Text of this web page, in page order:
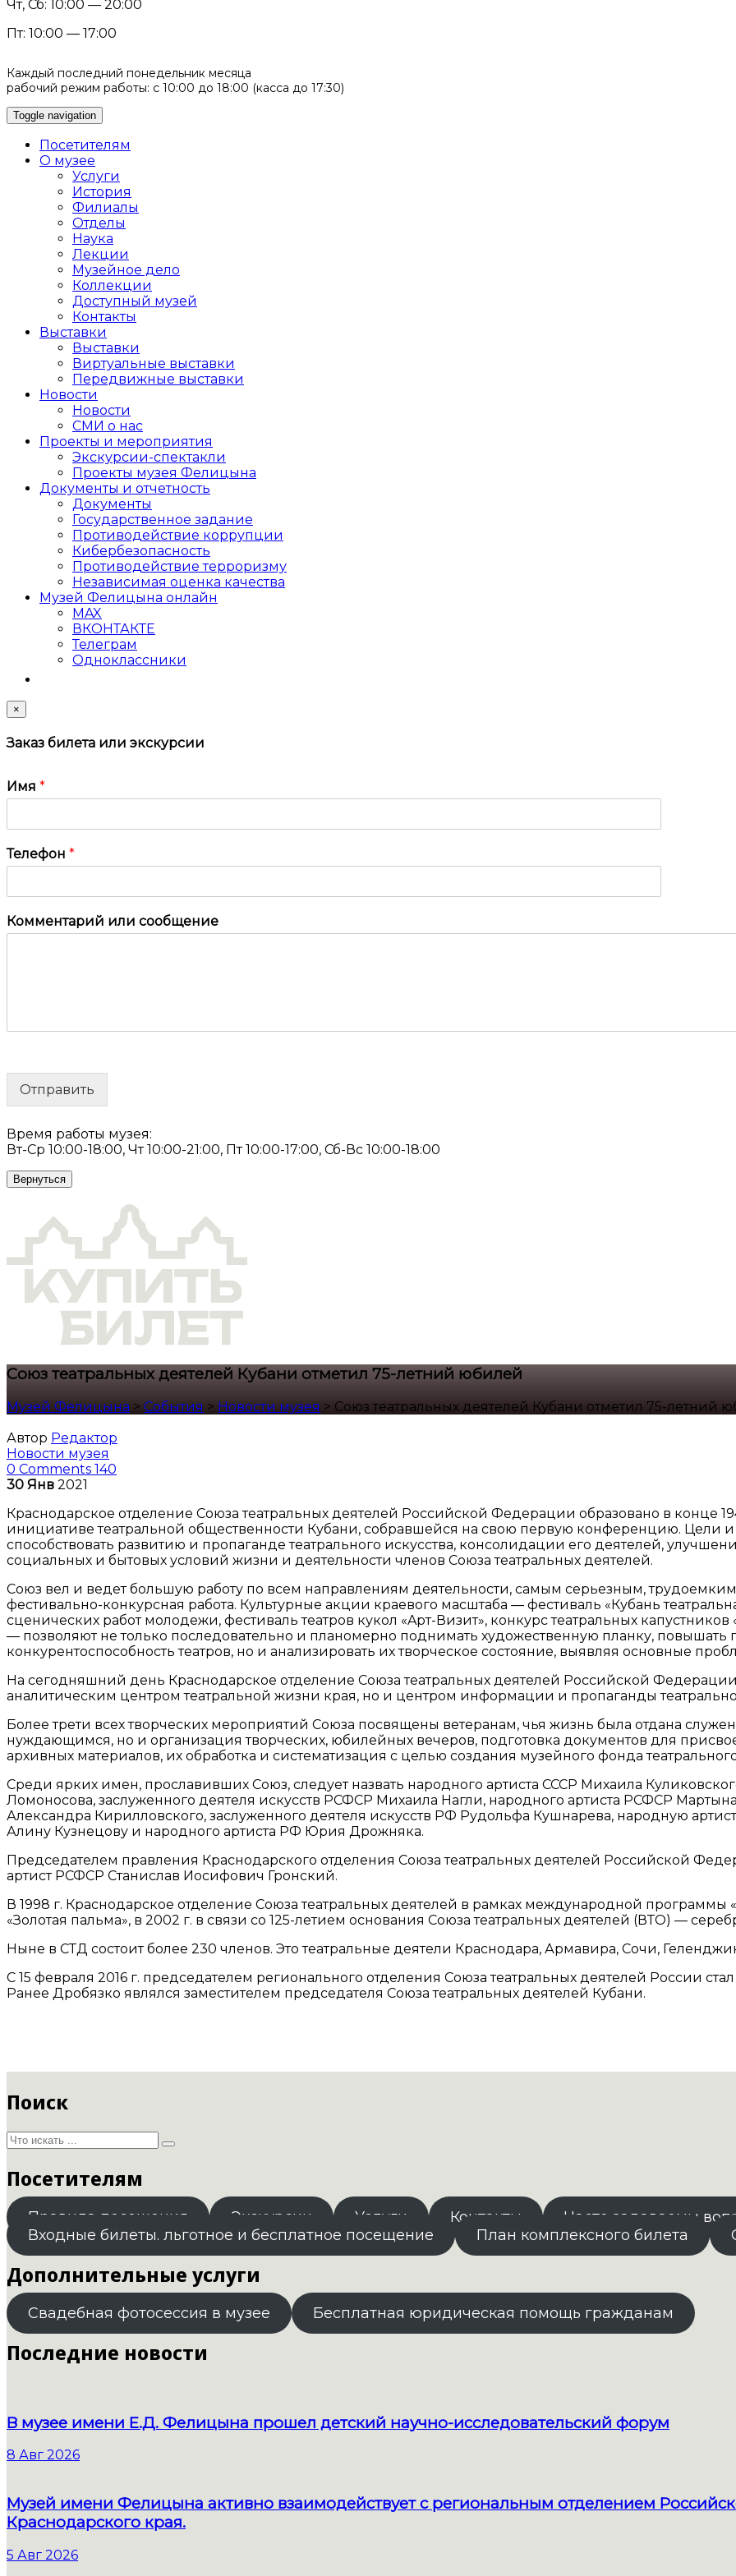
Чт, Сб: 10:00 — 20:00
Пт: 10:00 — 17:00
Каждый последний понедельник месяца
рабочий режим работы: с 10:00 до 18:00 (касса до 17:30)
Toggle navigation
Посетителям
О музее
Услуги
История
Филиалы
Отделы
Наука
Лекции
Музейное дело
Коллекции
Доступный музей
Контакты
Выставки
Выставки
Виртуальные выставки
Передвижные выставки
Новости
Новости
СМИ о нас
Проекты и мероприятия
Экскурсии-спектакли
Проекты музея Фелицына
Документы и отчетность
Документы
Государственное задание
Противодействие коррупции
Кибер­безопасность
Противодействие терроризму
Независимая оценка качества
Музей Фелицына онлайн
MAX
ВКОНТАКТЕ
Телеграм
Одноклассники
×
Заказ билета или экскурсии
Имя *
Телефон *
Комментарий или сообщение
Отправить
Время работы музея:
Вт-Ср 10:00-18:00, Чт 10:00-21:00, Пт 10:00-17:00, Сб-Вс 10:00-18:00
Вернуться
Союз театральных деятелей Кубани отметил 75-летний юбилей
Музей Фелицына > События > Новости музея > Союз театральных деятелей Кубани отметил 75-летний
Автор Редактор
Новости музея
0 Comments 140
30 Янв 2021
Краснодарское отделение Союза театральных деятелей Российской Федерации образовано в конце
инициативе театральной общественности Кубани, собравшейся на свою первую конференцию. Цели
способствовать развитию и пропаганде театрального искусства, консолидации его деятелей,
социальных и бытовых условий жизни и деятельности членов Союза театральных деятелей.
Союз вел и ведет большую работу по всем направлениям деятельности, самым серьезным,
фестивально-конкурсная работа. Культурные акции краевого масштаба — фестиваль «Кубань
сценических работ молодежи, фестиваль театров кукол «Apт-Визит», конкурс театральных
— позволяют не только последовательно и планомерно поднимать художественную планку, повышать
конкурентоспособность театров, но и анализировать их творческое состояние, выявляя основные
На сегодняшний день Краснодарское отделение Союза театральных деятелей Российской
аналитическим центром театральной жизни края, но и центром информации и пропаганды
Более трети всех творческих мероприятий Союза посвящены ветеранам, чья жизнь была отдана
нуждающимся, но и организация творческих, юбилейных вечеров, подготовка документов для
архивных материалов, их обработка и систематизация с целью создания музейного фонда
Среди ярких имен, прославивших Союз, следует назвать народного артиста СССР Михаила
Ломоносова, заслуженного деятеля искусств РСФСР Михаила Нагли, народного артиста РСФСР
Александра Кирилловского, заслуженного деятеля искусств РФ Рудольфа Кушнарева, народную
Алину Кузнецову и народного артиста РФ Юрия Дрожняка.
Председателем правления Краснодарского отделения Союза театральных деятелей Российской
артист РСФСР Станислав Иосифович Гронский.
В 1998 г. Краснодарское отделение Союза театральных деятелей в рамках международной программы
«Золотая пальма», в 2002 г. в связи со 125-летием основания Союза театральных деятелей (ВТО) —
Ныне в СТД состоит более 230 членов. Это театральные деятели Краснодара, Армавира, Сочи,
С 15 февраля 2016 г. председателем регионального отделения Союза театральных деятелей России
Ранее Дробязко являлся заместителем председателя Союза театральных деятелей Кубани.
Поиск
Посетителям
Правила посещения Экскурсии Услуги Контакты
Часто задаваемы
Входные билеты. льготное и бесплатное посещение
План комплексного билета
Дополнительные услуги
Свадебная фотосессия в музее Бесплатная юридическая помощь гражданам
Последние новости
В музее имени Е.Д. Фелицына прошел детский научно-исследовательский форум
8 Авг 2026
Музей имени Фелицына активно взаимодействует с региональным отделением
Краснодарского края.
5 Авг 2026